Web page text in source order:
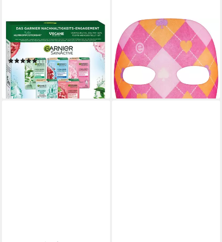
GARNIER
Tuchmaske Garnier
SkinActive Tuchmasken-Set
(11)
12,99 €
in 1-2 Werktagen bei dir
ESSENCE
Gesichtsmaske Queen of...
Pink face sheet mask
5,59 € UVP 7,99 €
(1,40 €/ 1 Stk)
-30%
in 1-2 Werktagen bei dir